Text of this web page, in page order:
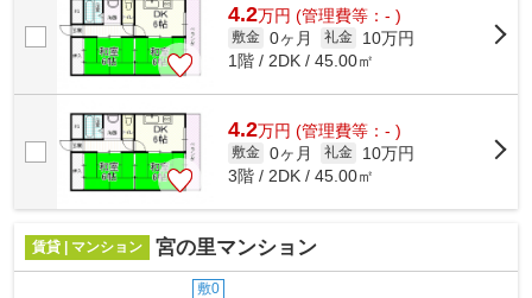
4.2万円 (管理費等：- )
敷金 0ヶ月 礼金
10万円
1階 / 2DK / 45.00㎡
4.2万円 (管理費等：- )
敷金 0ヶ月 礼金
10万円
3階 / 2DK / 45.00㎡
賃貸 | マンション 宮の里マンション
敷0